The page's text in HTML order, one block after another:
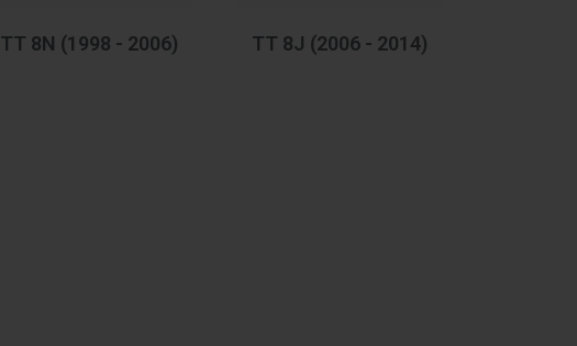
TT 8N (1998 - 2006) TT 8J (2006 - 2014)